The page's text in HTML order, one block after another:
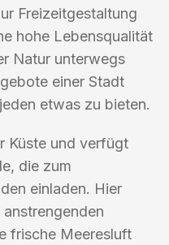
Freizeitgestaltung
hohe Lebensqualität
Natur unterwegs
einer Stadt
etwas zu bieten.
Küste und verfügt
die zum
einladen. Hier
frische Meeresluft